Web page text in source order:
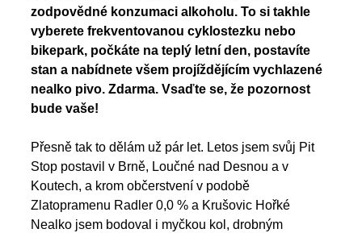
zodpovědné konzumaci alkoholu. To si takhle
vyberete frekventovanou cyklostezku nebo
bikepark, počkáte na teplý letní den, postavíte
stan a nabídnete všem projíždějícím vychlazené
nealko pivo. Zdarma. Vsaďte se, že pozornost
bude vaše!
Přesně tak to dělám už pár let. Letos jsem svůj Pit
Stop postavil v Brně, Loučné nad Desnou a v
Koutech, a krom občerstvení v podobě
Zlatopramenu Radler 0,0 % a Krušovic Hořké
Nealko jsem bodoval i myčkou kol, drobným